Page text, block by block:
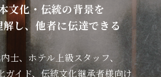
文化・伝統の背景を
解し、他者に伝達できる
士、ホテル上級スタッフ、
ガイド、伝統文化継承者様向け